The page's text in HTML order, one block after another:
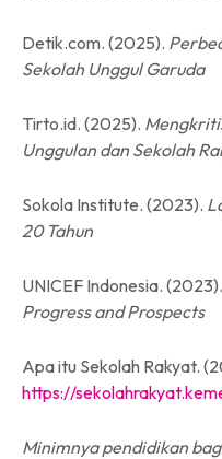
Detik.com. (2025).
Sekolah Unggul Garuda
Tirto.id. (2025).
Unggulan dan Sekolah
Sokola Institute. (2023).
20 Tahun
UNICEF Indonesia. (2023).
Progress and Prospects
Apa itu Sekolah Rakyat.
https://
Minimnya pendidikan